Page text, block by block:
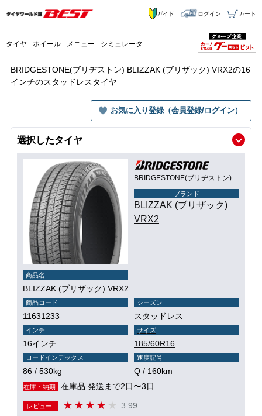
タイヤ ホイール メニュー シミュレータ
ガイド ログイン カート
BRIDGESTONE(ブリヂストン) BLIZZAK (ブリザック) VRX2の16
インチのスタッドレスタイヤ
お気に入り登録（会員登録/ログイン）
選択したタイヤ
BRIDGESTONE(ブリヂストン)
ブランド
BLIZZAK (ブリザック)
VRX2
商品名
BLIZZAK (ブリザック) VRX2
商品コード
11631233
シーズン
スタッドレス
インチ
16インチ
サイズ
185/60R16
ロードインデックス
86 / 530kg
速度記号
Q / 160km
在庫・納期 在庫品 発送まで2日〜3日
レビュー 3.99